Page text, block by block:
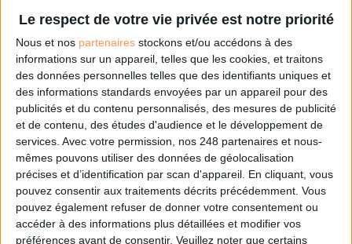
Le respect de votre vie privée est notre priorité
Nous et nos partenaires stockons et/ou accédons à des
informations sur un appareil, telles que les cookies, et traitons
des données personnelles telles que des identifiants uniques et
des informations standards envoyées par un appareil pour des
publicités et du contenu personnalisés, des mesures de publicité
et de contenu, des études d'audience et le développement de
services. Avec votre permission, nos 248 partenaires et nous-
mêmes pouvons utiliser des données de géolocalisation
précises et d’identification par scan d'appareil. En cliquant, vous
pouvez consentir aux traitements décrits précédemment. Vous
pouvez également refuser de donner votre consentement ou
accéder à des informations plus détaillées et modifier vos
préférences avant de consentir. Veuillez noter que certains
Votre nom et prénom
Votre courriel*
Téléphone*